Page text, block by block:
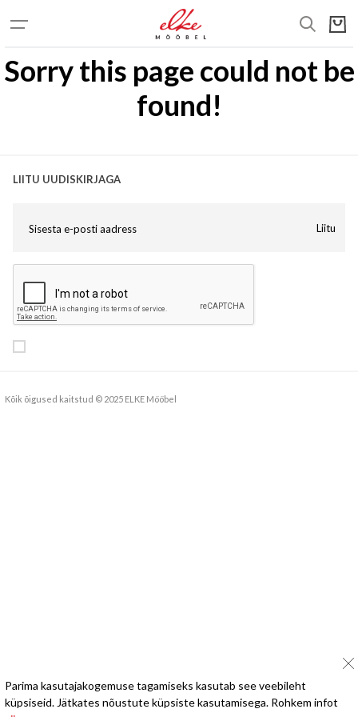
Sorry this page could not be
found!
LIITU UUDISKIRJAGA
Liitu
Kõik õigused kaitstud © 2025 ELKE Mööbel
Parima kasutajakogemuse tagamiseks kasutab see veebileht
küpsiseid. Jätkates nõustute küpsiste kasutamisega. Rohkem infot